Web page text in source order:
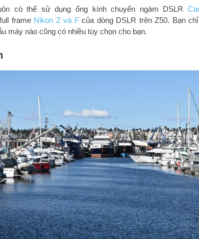
có thể sử dụng ống kính chuyển ngàm DSLR
frame Nikon Z và Fcủa dòng DSLR trên Z50. Bạn
máy nào cũng có nhiều tùy chọn cho bạn.